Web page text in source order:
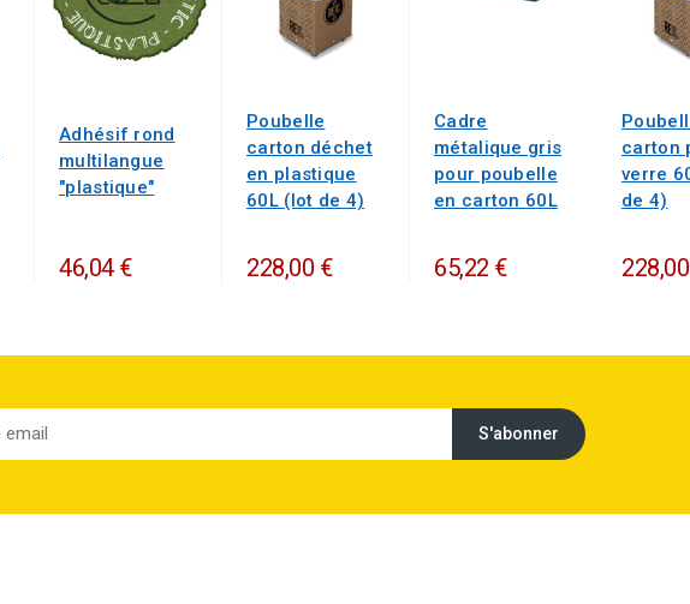
Adhésif rond
multilangue
"plastique"
46,04 €
Poubelle
carton déchet
en plastique
60L (lot de 4)
228,00 €
Cadre
métalique gris
pour poubelle
en carton 60L
65,22 €
carton
verre
de 4)